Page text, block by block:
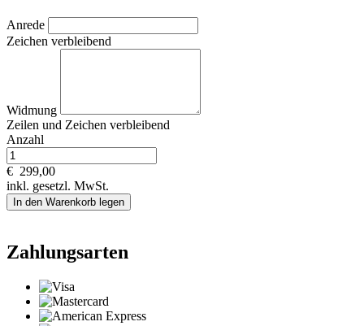
Anrede
Zeichen verbleibend
Widmung
Zeilen und Zeichen verbleibend
Anzahl
€ 299,00
inkl. gesetzl. MwSt.
In den Warenkorb legen
Zahlungsarten